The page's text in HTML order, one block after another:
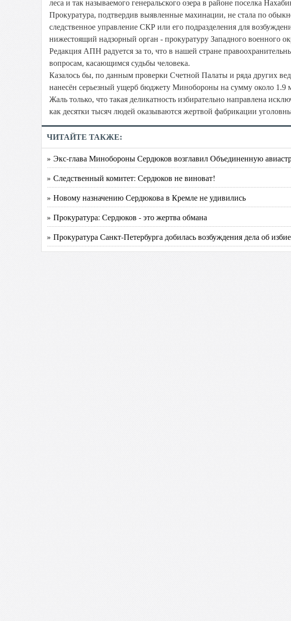
леса и так называемого генеральского озера в районе поселка
Прокуратура, подтвердив выявленные махинации, не стала по
следственное управление СКР или его подразделения для
нижестоящий надзорный орган - прокуратуру Западного военного
Редакция АПН радуется за то, что в нашей стране
вопросам, касающимся судьбы человека.
Казалось бы, по данным проверки Счетной Палаты и ряда других
нанесён серьезный ущерб бюджету Минобороны на сумму около 1.9
Жаль только, что такая деликатность избирательно направлена
как десятки тысяч людей оказываются жертвой фабрикации
ЧИТАЙТЕ ТАКЖЕ:
» Экс-глава Минобороны Сердюков возглавил Объединенную
» Следственный комитет: Сердюков не виноват!
» Новому назначению Сердюкова в Кремле не удивились
» Прокуратура: Сердюков - это жертва обмана
» Прокуратура Санкт-Петербурга добилась возбуждения дела об